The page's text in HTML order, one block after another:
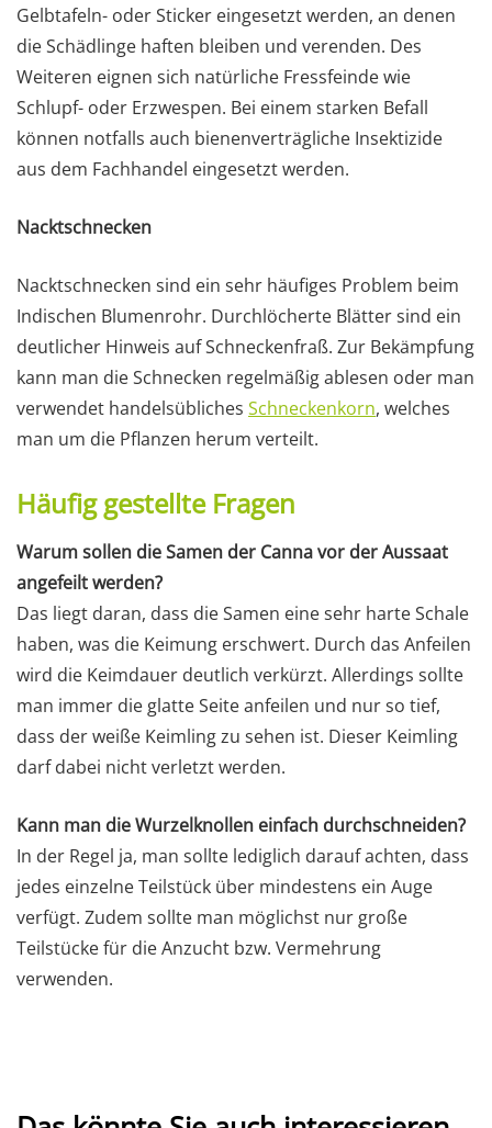
Gelbtafeln- oder Sticker eingesetzt werden, an denen
die Schädlinge haften bleiben und verenden. Des
Weiteren eignen sich natürliche Fressfeinde wie
Schlupf- oder Erzwespen. Bei einem starken Befall
können notfalls auch bienenverträgliche Insektizide
aus dem Fachhandel eingesetzt werden.
Nacktschnecken
Nacktschnecken sind ein sehr häufiges Problem beim
Indischen Blumenrohr. Durchlöcherte Blätter sind ein
deutlicher Hinweis auf Schneckenfraß. Zur Bekämpfung
kann man die Schnecken regelmäßig ablesen oder man
verwendet handelsübliches Schneckenkorn, welches
man um die Pflanzen herum verteilt.
Häufig gestellte Fragen
Warum sollen die Samen der Canna vor der Aussaat
angefeilt werden?
Das liegt daran, dass die Samen eine sehr harte Schale
haben, was die Keimung erschwert. Durch das Anfeilen
wird die Keimdauer deutlich verkürzt. Allerdings sollte
man immer die glatte Seite anfeilen und nur so tief,
dass der weiße Keimling zu sehen ist. Dieser Keimling
darf dabei nicht verletzt werden.
Kann man die Wurzelknollen einfach durchschneiden?
In der Regel ja, man sollte lediglich darauf achten, dass
jedes einzelne Teilstück über mindestens ein Auge
verfügt. Zudem sollte man möglichst nur große
Teilstücke für die Anzucht bzw. Vermehrung
verwenden.